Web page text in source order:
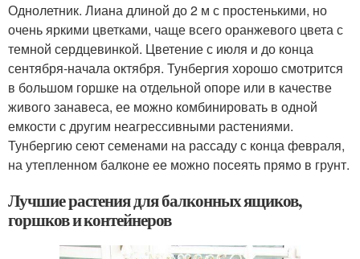
Однолетник. Лиана длиной до 2 м с простенькими, но
очень яркими цветками, чаще всего оранжевого цвета с
темной сердцевинкой. Цветение с июля и до конца
сентября-начала октября. Тунбергия хорошо смотрится
в большом горшке на отдельной опоре или в качестве
живого занавеса, ее можно комбинировать в одной
емкости с другим неагрессивными растениями.
Тунбергию сеют семенами на рассаду с конца февраля,
на утепленном балконе ее можно посеять прямо в грунт.
Лучшие растения для балконных ящиков,
горшков и контейнеров